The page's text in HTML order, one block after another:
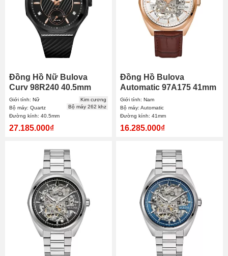
Đồng Hồ Nữ Bulova
Curv 98R240 40.5mm
Giới tính: Nữ
Bộ máy: Quartz
Đường kính: 40.5mm
Kim cương
Bộ máy 262 khz
27.185.000₫
Đồng Hồ Bulova
Automatic 97A175 41mm
Nam
Giới tính: Nam
Bộ máy: Automatic
Đường kính: 41mm
16.285.000₫